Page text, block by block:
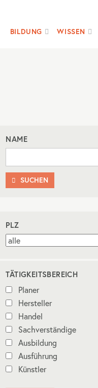
BILDUNG WISSEN
NAME
 SUCHEN
PLZ
TÄTIGKEITSBEREICH
Planer
Hersteller
Handel
Sachverständige
Ausbildung
Ausführung
Künstler